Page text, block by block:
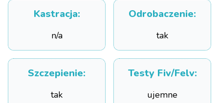
Kastracja:
n/a
Odrobaczenie:
tak
Szczepienie:
tak
Testy Fiv/Felv:
ujemne